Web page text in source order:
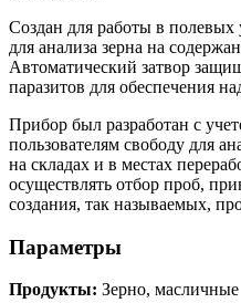
Создан для работы в полевых
для анализа зерна на
Автоматический затвор
паразитов для обеспечения
Прибор был разработан с
пользователям свободу для
на складах и в местах
осуществлять отбор проб,
создания, так называемых,
Параметры
Продукты: Зерно, масличные